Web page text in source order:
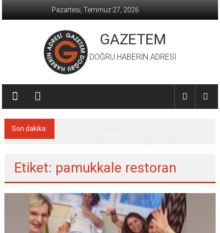
Pazartesi, Temmuz 27, 2026
GAZETEM
DOĞRU HABERİN ADRESİ
Son dakika:
Etiket: pamukkale restoran